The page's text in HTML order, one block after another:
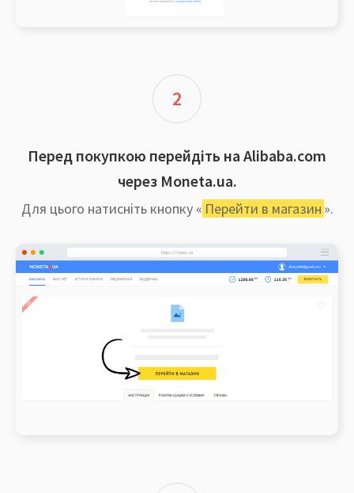
2
Перед покупкою перейдіть на Alibaba.com
через Moneta.ua.
Для цього натисніть кнопку « Перейти в магазин ».